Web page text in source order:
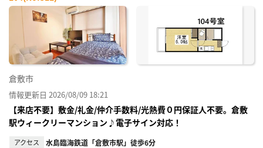
に入
倉敷市
情報更新日 2026/08/09 18:21
【来店不要】敷金/礼金/仲介手数料/光熱費０円保証人不要。倉敷
駅ウィークリーマンション♪電子サイン対応！
アクセス 水島臨海鉄道「倉敷市駅」徒歩6分